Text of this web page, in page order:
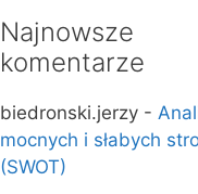
Najnowsze
komentarze
biedronski.jerzy -
mocnych i słabych
(SWOT)